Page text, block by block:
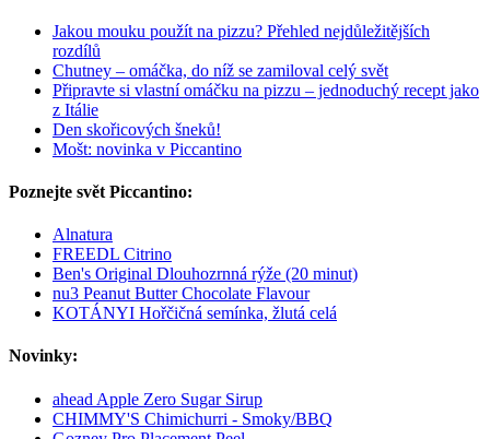
Jakou mouku použít na pizzu? Přehled nejdůležitějších
rozdílů
Chutney – omáčka, do níž se zamiloval celý svět
Připravte si vlastní omáčku na pizzu – jednoduchý recept jako
z Itálie
Den skořicových šneků!
Mošt: novinka v Piccantino
Poznejte svět Piccantino:
Alnatura
FREEDL Citrino
Ben's Original Dlouhozrnná rýže (20 minut)
nu3 Peanut Butter Chocolate Flavour
KOTÁNYI Hořčičná semínka, žlutá celá
Novinky:
ahead Apple Zero Sugar Sirup
CHIMMY'S Chimichurri - Smoky/BBQ